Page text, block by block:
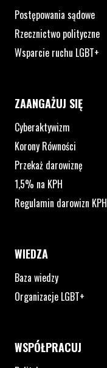
Postępowania sądowe
Rzecznictwo polityczne
Wsparcie ruchu LGBT+
ZAANGAŻUJ SIĘ
Cyberaktywizm
Korony Równości
Przekaż darowiznę
1,5% na KPH
Regulamin darowizn KPH
WIEDZA
Baza wiedzy
Organizacje LGBT+
WSPÓŁPRACUJ